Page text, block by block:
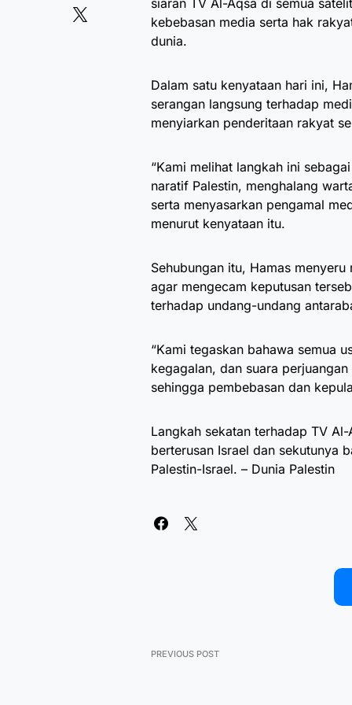
siaran TV Al-Aqsa di semua
kebebasan media serta hak
dunia.
Dalam satu kenyataan hari ini,
serangan langsung terhadap
menyiarkan penderitaan rakyat
“Kami melihat langkah ini
naratif Palestin, menghalang
serta menyasarkan pengamal
menurut kenyataan itu.
Sehubungan itu, Hamas
agar mengecam keputusan
terhadap undang-undang
“Kami tegaskan bahawa semua
kegagalan, dan suara
sehingga pembebasan dan
Langkah sekatan terhadap TV
berterusan Israel dan sekutunya
Palestin-Israel. – Dunia Palestin
PREVIOUS POST